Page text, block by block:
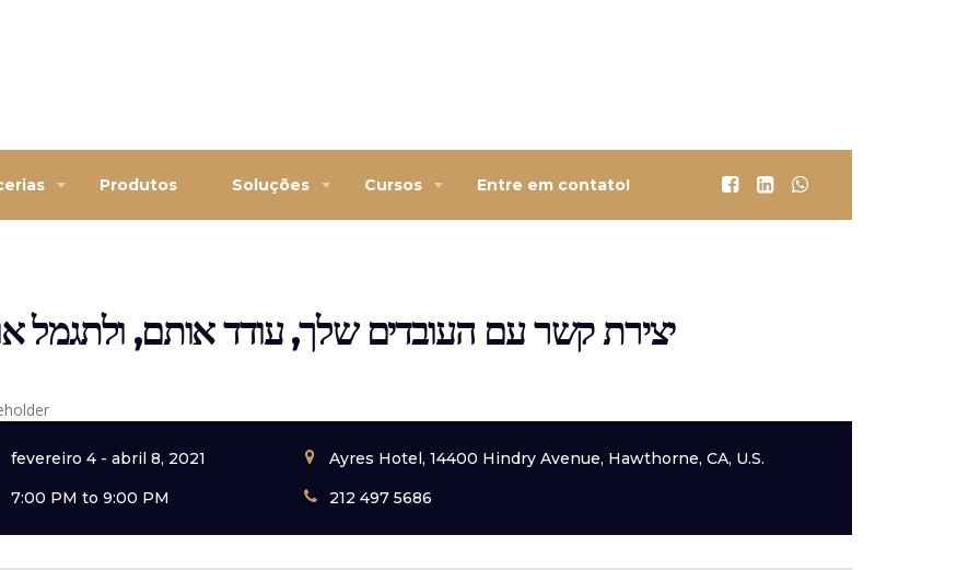
Produtos Soluções Cursos Entre em contato!
יצירת קשר עם העובדים שלך, עודד אותם, ולתגמל
fevereiro 4 - abril 8, 2021
7:00 PM to 9:00 PM
Ayres Hotel, 14400 Hindry Avenue, Hawthorne, CA, U.S.
212 497 5686